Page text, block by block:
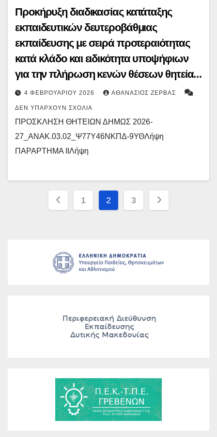
Προκήρυξη διαδικασίας κατάταξης
εκπαιδευτικών δευτεροβάθμιας
εκπαίδευσης με σειρά προτεραιότητας
κατά κλάδο και ειδικότητα υποψήφιων
για την πλήρωση κενών θέσεων θητείας
στα Δημόσια Ωνάσεια Σχολεία
4 ΦΕΒΡΟΥΑΡΊΟΥ 2026 ΑΘΑΝΆΣΙΟΣ ΖΈΡΒΑΣ
ΔΕΝ ΥΠΆΡΧΟΥΝ ΣΧΌΛΙΑ
ΠΡΟΣΚΛΗΣΗ ΘΗΤΕΙΩΝ ΔΗΜΩΣ 2026-
27_ΑΝΑΚ.03.02_Ψ77Υ46ΝΚΠΔ-9ΥΘΛήψη
ΠΑΡΑΡΤΗΜΑ ΙΙΛήψη
Σελιδοποίηση
1 2 3